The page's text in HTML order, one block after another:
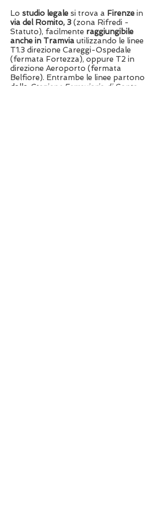
Lo studio legale si trova a Firenze in
via del Romito, 3 (zona Rifredi -
Statuto), facilmente raggiungibile
anche in Tramvia utilizzando le linee
T1.3 direzione Careggi-Ospedale
(fermata Fortezza), oppure T2 in
direzione Aeroporto (fermata
Belfiore). Entrambe le linee partono
dalla Stazione Ferroviaria di Santa